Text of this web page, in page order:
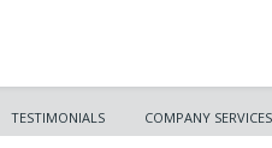
TESTIMONIALS COMPANY SERVICES